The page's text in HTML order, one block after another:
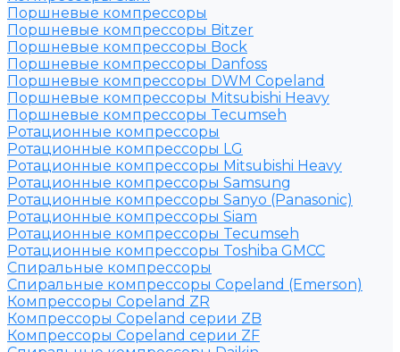
Поршневые компрессоры
Поршневые компрессоры Bitzer
Поршневые компрессоры Bock
Поршневые компрессоры Danfoss
Поршневые компрессоры DWM Copeland
Поршневые компрессоры Mitsubishi Heavy
Поршневые компрессоры Tecumseh
Ротационные компрессоры
Ротационные компрессоры LG
Ротационные компрессоры Mitsubishi Heavy
Ротационные компрессоры Samsung
Ротационные компрессоры Sanyo (Panasonic)
Ротационные компрессоры Siam
Ротационные компрессоры Tecumseh
Ротационные компрессоры Toshiba GMCC
Спиральные компрессоры
Спиральные компрессоры Copeland (Emerson)
Компрессоры Copeland ZR
Компрессоры Copeland серии ZB
Компрессоры Copeland серии ZF